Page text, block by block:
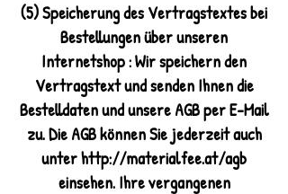
(5) Speicherung des Vertragstextes bei
Bestellungen über unseren
Internetshop : Wir speichern den
Vertragstext und senden Ihnen die
Bestelldaten und unsere AGB per E-Mail
zu. Die AGB können Sie jederzeit auch
unter http://materialfee.at/agb
einsehen. Ihre vergangenen